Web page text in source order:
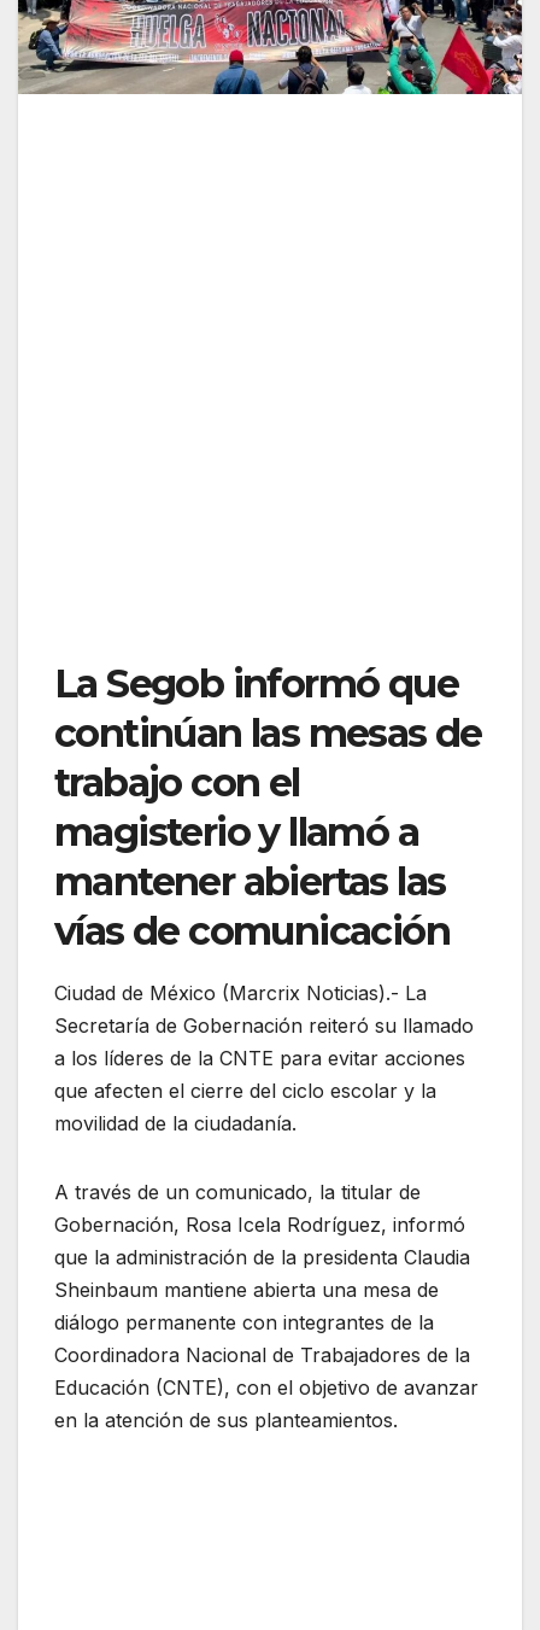
La Segob informó que
continúan las mesas de
trabajo con el
magisterio y llamó a
mantener abiertas las
vías de comunicación
Ciudad de México (Marcrix Noticias).- La
Secretaría de Gobernación reiteró su llamado
a los líderes de la CNTE para evitar acciones
que afecten el cierre del ciclo escolar y la
movilidad de la ciudadanía.
A través de un comunicado, la titular de
Gobernación, Rosa Icela Rodríguez, informó
que la administración de la presidenta Claudia
Sheinbaum mantiene abierta una mesa de
diálogo permanente con integrantes de la
Coordinadora Nacional de Trabajadores de la
Educación (CNTE), con el objetivo de avanzar
en la atención de sus planteamientos.